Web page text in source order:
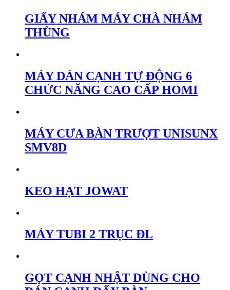
GIẤY NHÁM MÁY CHÀ NHÁM
THÙNG
MÁY DÁN CẠNH TỰ ĐỘNG 6
CHỨC NĂNG CAO CẤP HOMI
MÁY CƯA BÀN TRƯỢT UNISUNX
SMV8D
KEO HẠT JOWAT
MÁY TUBI 2 TRỤC ĐL
GỌT CẠNH NHẬT DÙNG CHO